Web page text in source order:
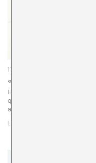
17/11/22
«Revelando» historias.
Hay algo en el nuevo
que recuerda al
agua para chocolate. Y
LEER MÁS